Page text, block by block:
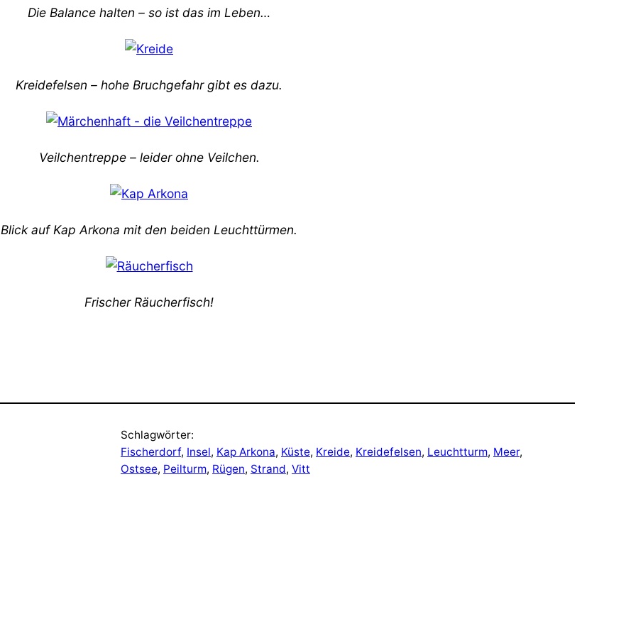
Die Balance halten – so ist das im Leben…
Kreidefelsen – hohe Bruchgefahr gibt es dazu.
Veilchentreppe – leider ohne Veilchen.
Blick auf Kap Arkona mit den beiden Leuchttürmen.
Frischer Räucherfisch!
Schlagwörter:
Fischerdorf, Insel, Kap Arkona, Küste, Kreide, Kreidefelsen, Leuchtturm, Meer
Ostsee, Peilturm, Rügen, Strand, Vitt